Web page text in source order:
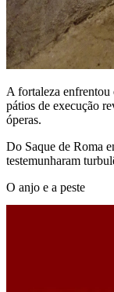
A fortaleza enfrentou
pátios de execução
óperas.
Do Saque de Roma
testemunharam
O anjo e a peste